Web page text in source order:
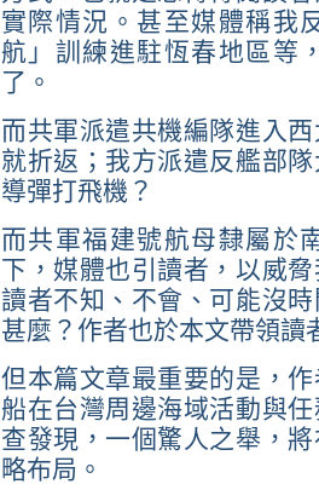
實際情況。甚至媒體稱我
航」訓練進駐恆春地區等
了。
而共軍派遣共機編隊進入
就折返；我方派遣反艦部
導彈打飛機？
而共軍福建號航母隸屬於
下，媒體也引讀者，以威
讀者不知、不會、可能沒
甚麼？作者也於本文帶領讀
但本篇文章最重要的是，
船在台灣周邊海域活動與
查發現，一個驚人之舉，
略布局。